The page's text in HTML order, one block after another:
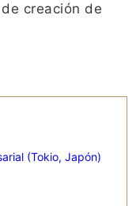
creación de
(Tokio, Japón)